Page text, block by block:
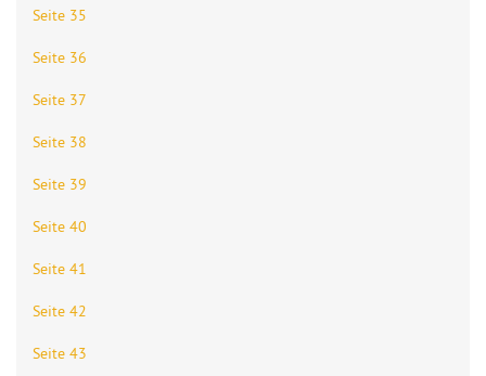
Seite 35
Seite 36
Seite 37
Seite 38
Seite 39
Seite 40
Seite 41
Seite 42
Seite 43